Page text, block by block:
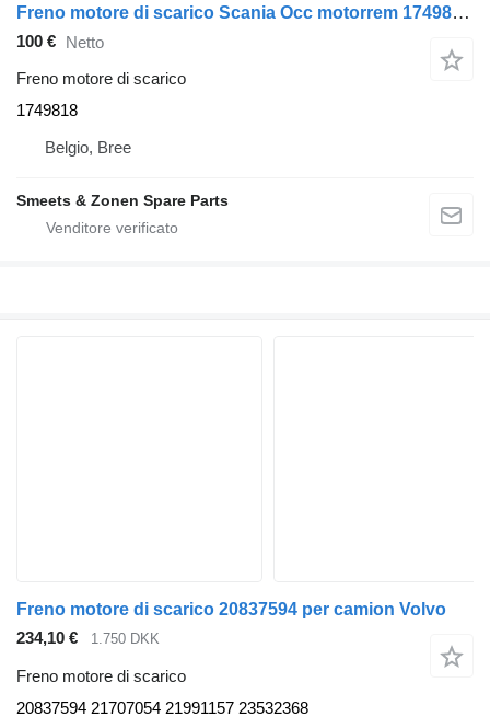
Freno motore di scarico Scania Occ motorrem 1749818 per camion
100 € Netto
Freno motore di scarico
1749818
Belgio, Bree
Smeets & Zonen Spare Parts
Freno motore di scarico 20837594 per camion Volvo
234,10 €
1.750 DKK
Freno motore di scarico
20837594 21707054 21991157 23532368